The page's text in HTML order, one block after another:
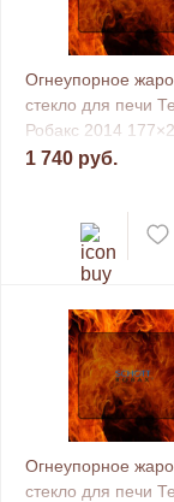
Огнеупорное
стекло для печи
Робакс 2014
1 740 руб.
Огнеупорное
стекло для печи